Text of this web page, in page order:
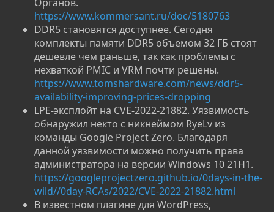
https://www.kommersant.ru/doc/5180763
DDR5 становятся доступнее. Сегодня
комплекты памяти DDR5 объемом 32 ГБ стоят
дешевле чем раньше, так как проблемы с
нехваткой PMIC и VRM почти решены.
https://www.tomshardware.com/news/ddr5-
availability-improving-prices-dropping
LPE-эксплойт на CVE-2022-21882. Уязвимость
обнаружил некто с никнеймом RyeLv из
команды Google Project Zero. Благодаря
данной уязвимости можно получить права
администратора на версии Windows 10 21H1.
https://googleprojectzero.github.io/0days-in-the-
wild//0day-RCAs/2022/CVE-2022-21882.html
В известном плагине для WordPress,